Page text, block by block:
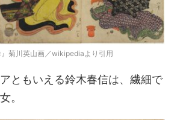
』菊川英山画／wikipediaより引用
ともいえる鈴木春信は、繊細で
。